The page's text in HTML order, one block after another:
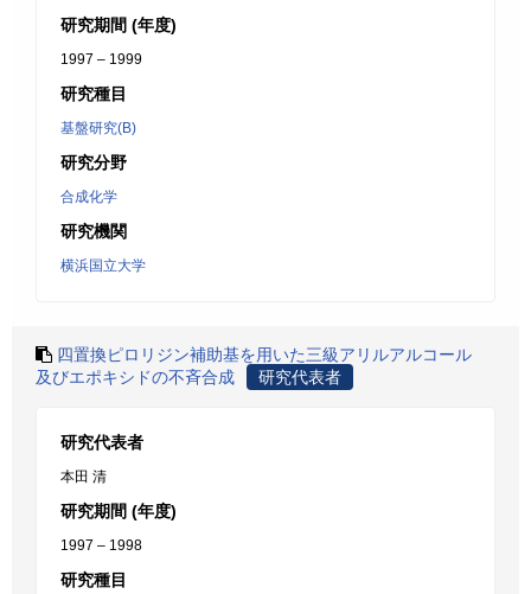
研究期間 (年度)
1997 – 1999
研究種目
基盤研究(B)
研究分野
合成化学
研究機関
横浜国立大学
四置換ピロリジン補助基を用いた三級アリルアルコール
及びエポキシドの不斉合成
研究代表者
研究代表者
本田 清
研究期間 (年度)
1997 – 1998
研究種目